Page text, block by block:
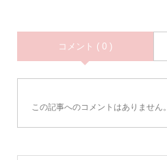
コメント ( 0 )
この記事へのコメントはありません。